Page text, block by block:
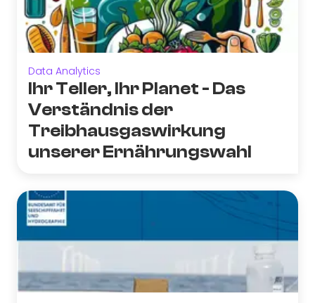
Data Analytics
Ihr Teller, Ihr Planet - Das
Verständnis der
Treibhausgaswirkung
unserer Ernährungswahl